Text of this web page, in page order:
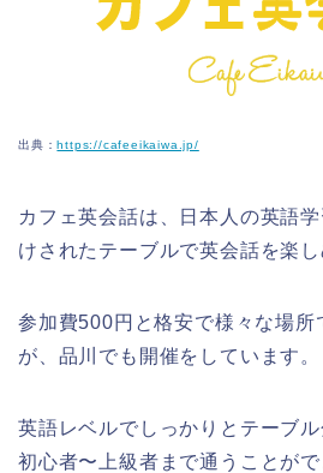
出典：https://cafeeikaiwa.jp/
カフェ英会話は、日本人の英語
けされたテーブルで英会話を楽し
参加費500円と格安で様々な場所
が、品川でも開催をしています。
英語レベルでしっかりとテーブ
初心者〜上級者まで通うことがで